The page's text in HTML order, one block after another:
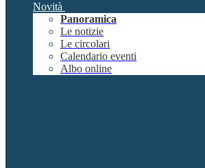
Novità
Panoramica
Le notizie
Le circolari
Calendario eventi
Albo online